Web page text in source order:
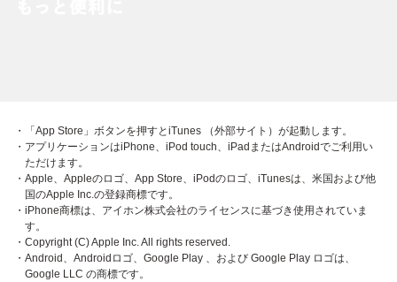
・「App Store」ボタンを押すとiTunes （外部サイト）が起動します。
・アプリケーションはiPhone、iPod touch、iPadまたはAndroidでご利用い
ただけます。
・Apple、Appleのロゴ、App Store、iPodのロゴ、iTunesは、米国および他
国のApple Inc.の登録商標です。
・iPhone商標は、アイホン株式会社のライセンスに基づき使用されていま
す。
・Copyright (C) Apple Inc. All rights reserved.
・Android、Androidロゴ、Google Play 、および Google Play ロゴは、
Google LLC の商標です。